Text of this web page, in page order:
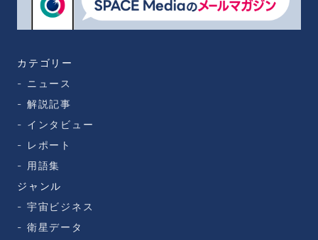
カテゴリー
ニュース
解説記事
インタビュー
レポート
用語集
ジャンル
宇宙ビジネス
衛星データ